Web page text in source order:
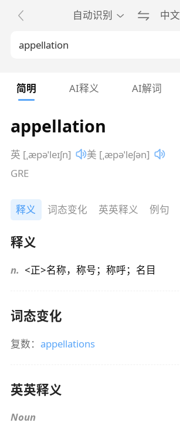
自动识别 中文
简明 AI释义 AI解词
appellation
英 [ˌæpəˈleɪʃn] 美 [ˌæpəˈleʃən]
GRE
释义 词态变化 英英释义 例句
释义
n. <正>名称，称号；称呼；名目
词态变化
复数： appellations
英英释义
Noun